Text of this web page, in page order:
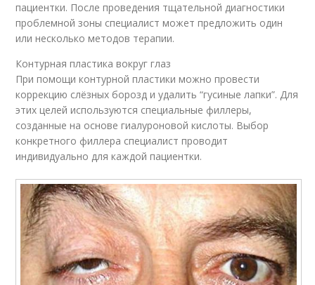
пациентки. После проведения тщательной диагностики
проблемной зоны специалист может предложить один
или несколько методов терапии.
Контурная пластика вокруг глаз
При помощи контурной пластики можно провести
коррекцию слёзных борозд и удалить “гусиные лапки”. Для
этих целей используются специальные филлеры,
созданные на основе гиалуроновой кислоты. Выбор
конкретного филлера специалист проводит
индивидуально для каждой пациентки.